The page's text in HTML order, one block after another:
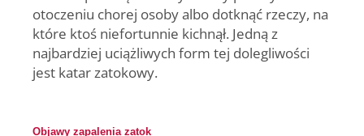
otoczeniu chorej osoby albo dotknąć rzeczy, na
które ktoś niefortunnie kichnął. Jedną z
najbardziej uciążliwych form tej dolegliwości
jest katar zatokowy.
Objawy zapalenia zatok